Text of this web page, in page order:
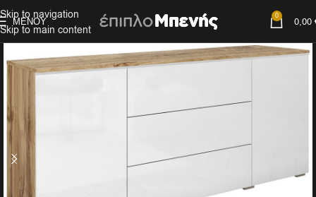
Skip to navigation
Skip to main content
ΜΕΝΟΎ 0 0,00